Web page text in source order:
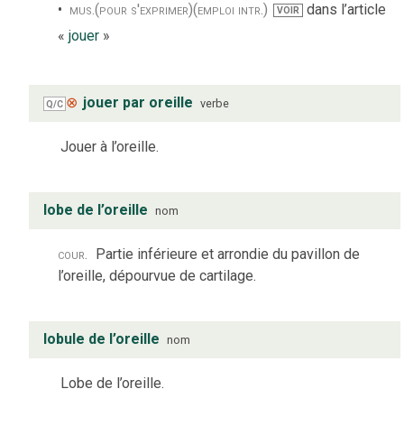
mus.(pour s'exprimer)(emploi intr.) VOIR dans l’article
« jouer »
Q/C ⊗ jouer par oreille verbe
Jouer à l’oreille.
lobe de l’oreille nom
cour. Partie inférieure et arrondie du pavillon de
l’oreille, dépourvue de cartilage.
lobule de l’oreille nom
Lobe de l’oreille.